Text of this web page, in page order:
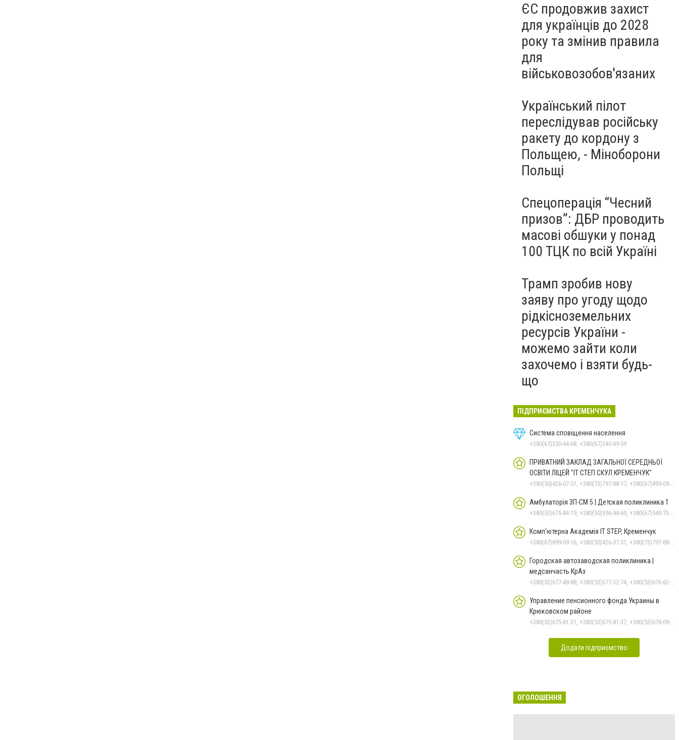
ЄС продовжив захист
для українців до 2028
року та змінив правила
для
військовозобов'язаних
Український пілот
переслідував російську
ракету до кордону з
Польщею, - Міноборони
Польщі
Спецоперація “Чесний
призов”: ДБР проводить
масові обшуки у понад
100 ТЦК по всій Україні
Трамп зробив нову
заяву про угоду щодо
рідкісноземельних
ресурсів України -
можемо зайти коли
захочемо і взяти будь-
що
ПІДПРИЄМСТВА КРЕМЕНЧУКА
Система сповіщення населення
+380(67)350-44-68, +380(67)340-49-59
ПРИВАТНИЙ ЗАКЛАД ЗАГАЛЬНОЇ СЕРЕДНЬОЇ
ОСВІТИ ЛІЦЕЙ "ІТ СТЕП СКУЛ КРЕМЕНЧУК"
+380(50)426-07-51, +380(73)797-88-17, +380(67)899-09-16
Амбулаторія ЗП-СМ 5 | Детская поликлиника 1
+380(53)675-84-19, +380(50)356-94-69, +380(67)540-73-87
Комп'ютерна Академія IT STEP, Кременчук
+380(67)899-09-16, +380(50)426-07-51, +380(73)797-88-17
Городская автозаводская поликлиника |
медсанчасть КрАз
+380(53)677-48-88, +380(53)677-32-74, +380(53)676-62-99, +380536766187
Управление пенсионного фонда Украины в
Крюковском районе
+380(53)675-81-31, +380(53)675-81-37, +380(53)678-09-01, +380(53)675-81-32, +380(53)675-81-40, +380(53)675-81-33, +380(53)675-81-38, +380(53)678-08-87
Додати підприємство
ОГОЛОШЕННЯ